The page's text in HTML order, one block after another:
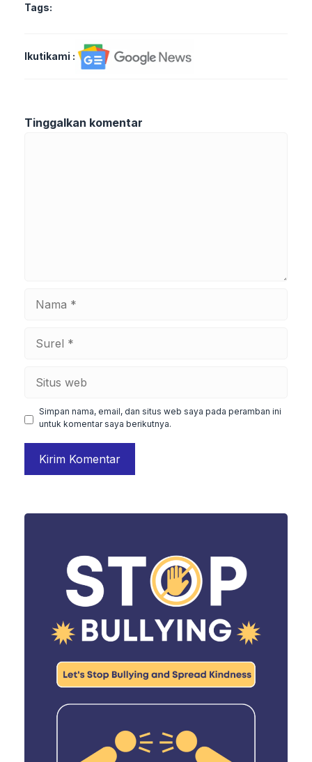
Tags:
Ikutikami :
Tinggalkan komentar
Simpan nama, email, dan situs web saya pada peramban ini
untuk komentar saya berikutnya.